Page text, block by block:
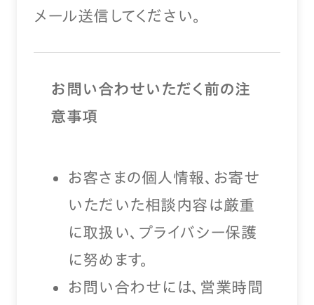
メール送信してください。
お問い合わせいただく前の注
意事項
お客さまの個人情報、お寄せ
いただいた相談内容は厳重
に取扱い、プライバシー保護
に努めます。
お問い合わせには、営業時間